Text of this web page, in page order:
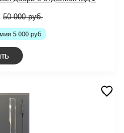
50 000 руб.
5 000 руб.